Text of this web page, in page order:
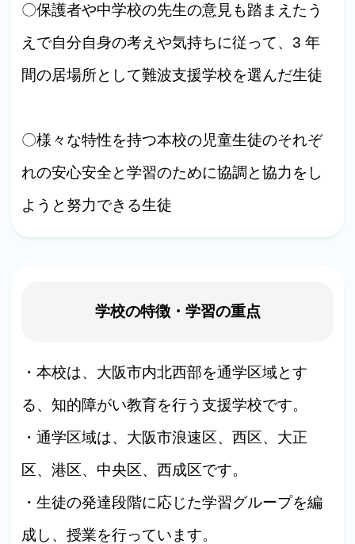
〇保護者や中学校の先生の意見も踏まえたう
えで自分自身の考えや気持ちに従って、3 年
間の居場所として難波支援学校を選んだ生徒
〇様々な特性を持つ本校の児童生徒のそれぞ
れの安心安全と学習のために協調と協力をし
ようと努力できる生徒
学校の特徴・学習の重点
・本校は、大阪市内北西部を通学区域とす
る、知的障がい教育を行う支援学校です。
・通学区域は、大阪市浪速区、西区、大正
区、港区、中央区、西成区です。
・生徒の発達段階に応じた学習グループを編
成し、授業を行っています。